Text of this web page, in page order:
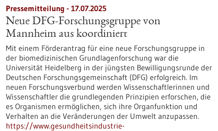
Pressemitteilung - 17.07.2025
Neue DFG-Forschungsgruppe von
Mannheim aus koordiniert
Mit einem Förderantrag für eine neue Forschungsgruppe in
der biomedizinischen Grundlagenforschung war die
Universität Heidelberg in der jüngsten Bewilligungsrunde der
Deutschen Forschungsgemeinschaft (DFG) erfolgreich. Im
neuen Forschungsverbund werden Wissenschaftlerinnen und
Wissenschaftler die grundlegenden Prinzipien erforschen, die
es Organismen ermöglichen, sich ihre Organfunktion und
Verhalten an die Veränderungen der Umwelt anzupassen.
https://www.gesundheitsindustrie-